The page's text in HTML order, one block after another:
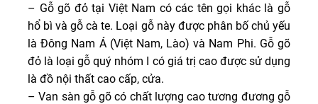
– Gỗ gõ đỏ tại Việt Nam có các tên gọi khác là gỗ
hổ bì và gỗ cà te. Loại gỗ này được phân bố chủ yếu
là Đông Nam Á (Việt Nam, Lào) và Nam Phi. Gỗ gõ
đỏ là loại gỗ quý nhóm I có giá trị cao được sử dụng
là đồ nội thất cao cấp, cửa.
– Van sàn gỗ gõ có chất lượng cao tương đương gỗ